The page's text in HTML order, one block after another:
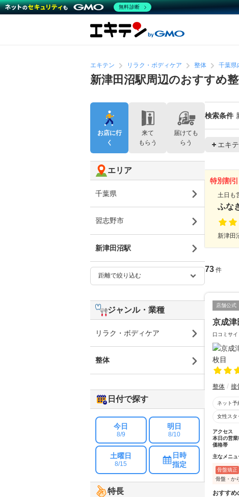
エキテン リラク・ボディケア 整体 千葉県
新津田沼駅周辺のおすすめ
検索条件
エキ
特別割
土日も
ふな
新津田
73 件
店舗公式
京成津
口コミサ
整体 接
ネット予
女性スタ
アクセス
本日の営業
価格帯
主なメニュ
骨盤矯正
骨盤・か
おすすめ
お店に行
く
来て
もらう
届けても
らう
エリア
千葉県
習志野市
新津田沼駅
ジャンル・業種
リラク・ボディケア
整体
日付で探す
今日
8/9
明日
8/10
土曜日
8/15
日時
指定
特長
無料診断